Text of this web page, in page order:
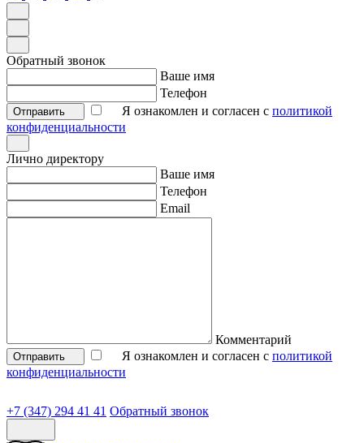
Обратный звонок
Ваше имя
Телефон
Отправить Я ознакомлен и согласен с политикой
конфиденциальности
Лично директору
Ваше имя
Телефон
Email
Комментарий
Отправить Я ознакомлен и согласен с политикой
конфиденциальности
+7 (347) 294 41 41 Обратный звонок